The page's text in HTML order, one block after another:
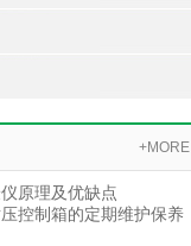
+MORE
原理及优缺点
控制箱的定期维护保养